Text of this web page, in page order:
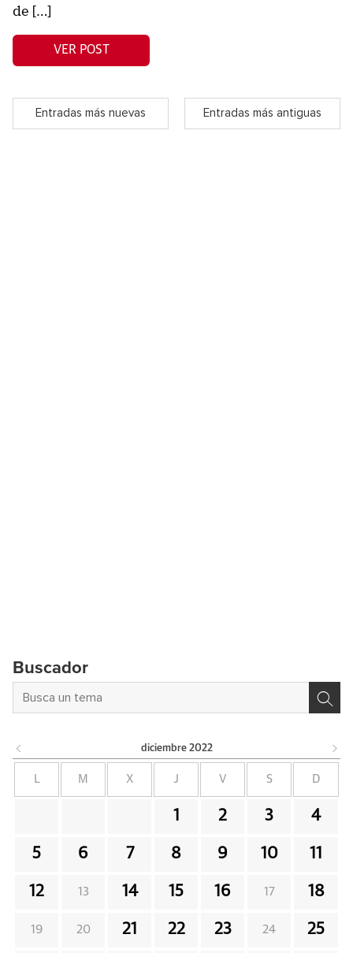
de […]
VER POST
Entradas más nuevas Entradas más antiguas
Buscador
diciembre 2022
M X J V S D
1 2 3 4
5 6 7 8 9 10 11
12 13 14 15 16 17 18
19 20 21 22 23 24 25